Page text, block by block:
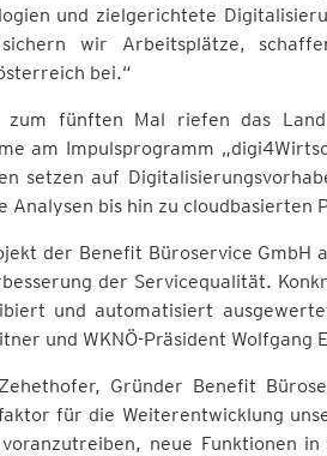
und zielgerichtete
wir Arbeitsplätze,
bei.“
zum fünften Mal riefen das
am Impulsprogramm
setzen auf
Analysen bis hin zu cloudbasierten
der Benefit Büroservice GmbH
der Servicequalität.
und automatisiert
und WKNÖ-Präsident Wolfgang
Gründer Benefit
für die Weiterentwicklung
neue Funktionen